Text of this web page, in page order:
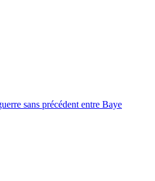
sans précédent entre Baye